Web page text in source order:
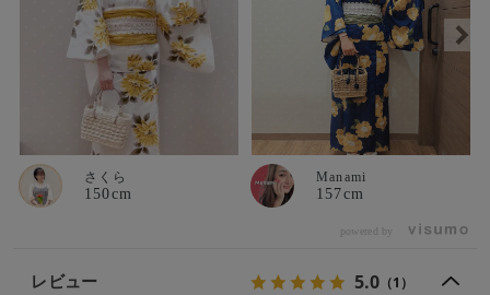
さくら
150cm
Manami
157cm
powered by
レビュー 5.0 （1）